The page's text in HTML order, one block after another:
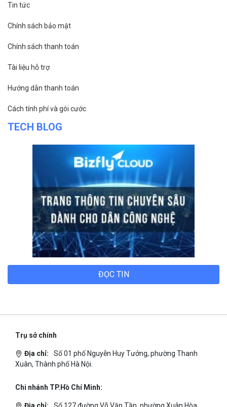
Tin tức
Chính sách bảo mật
Chính sách thanh toán
Tài liệu hỗ trợ
Hướng dẫn thanh toán
Cách tính phí và gói cước
TECH BLOG
ĐỌC TIN
Trụ sở chính
Địa chỉ:
Số 01 phố Nguyễn Huy Tưởng, phường Thanh
Xuân, Thành phố Hà Nội.
Chi nhánh TP.Hồ Chí Minh: